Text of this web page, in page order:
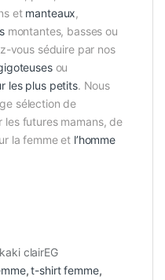
et manteaux,
montantes, basses ou
vous séduire par nos
ou
les plus petits. Nous
sélection de
les futures mamans, de
la femme et l’homme
clairEG
,t-shirt femme,